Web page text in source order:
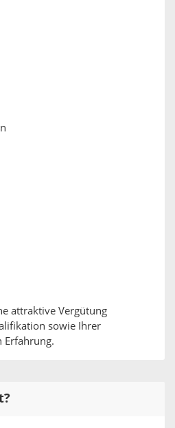
attraktive Vergütung
sowie Ihrer
Erfahrung.